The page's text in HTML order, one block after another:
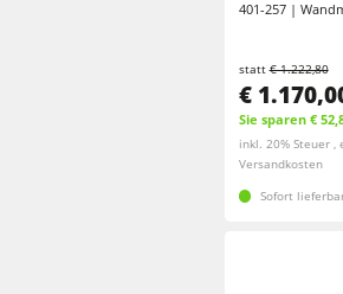
401-257 |
statt€ 1.222,80
€
Sie sparen €
inkl. 20% Steuer ,
Versandkosten
Sofort